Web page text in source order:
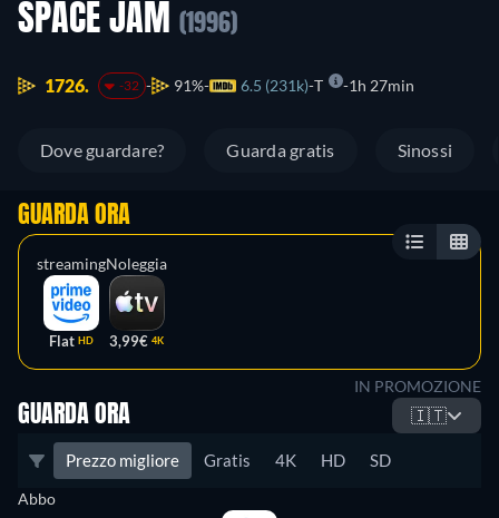
SPACE JAM (1996)
1726. -32 91% 6.5 (231k) T 1h 27min
Dove guardare? Guarda gratis Sinossi
GUARDA ORA
streaming
Flat HD
Noleggia
3,99€ 4K
IN PROMOZIONE
GUARDA ORA 🇮🇹
Prezzo migliore Gratis 4K HD SD
Abbo